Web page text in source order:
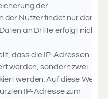
der
Nutzer findet nur dort
an Dritte erfolgt nicht.
dass die IP-Adressen
werden, sondern zwei
werden. Auf diese Weise
IP-Adresse zum